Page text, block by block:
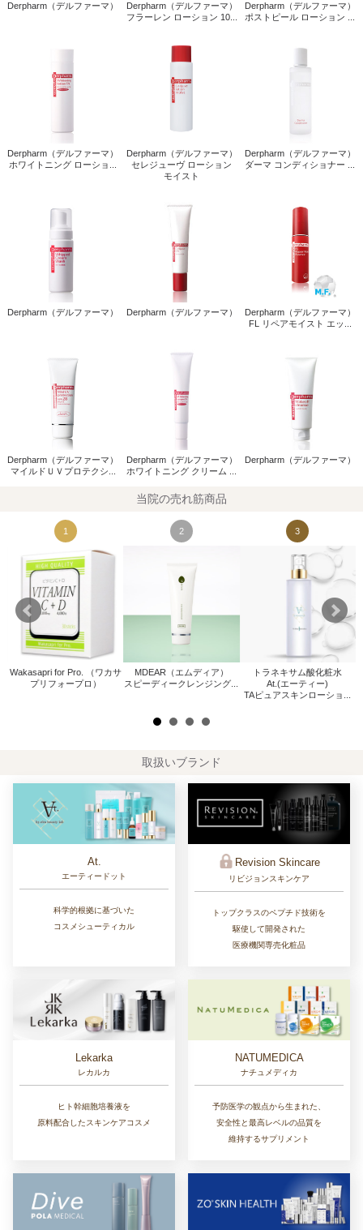
Derpharm（デルファーマ）
Derpharm（デルファーマ）
フラーレン ローション 10...
Derpharm（デルファーマ）
ポストピール ローション ...
Derpharm（デルファーマ）
ホワイトニング ローショ...
Derpharm（デルファーマ）
セレジューヴ ローション
モイスト
Derpharm（デルファーマ）
ダーマ コンディショナー ...
Derpharm（デルファーマ） Derpharm（デルファーマ）
Derpharm（デルファーマ）
FL リペアモイスト エッ...
Derpharm（デルファーマ）
マイルドＵＶプロテクシ...
Derpharm（デルファーマ）
ホワイトニング クリーム ...
Derpharm（デルファーマ）
当院の売れ筋商品
1
Wakasapri for Pro. （ワカサ
プリフォープロ）
2
MDEAR（エムディア）
スピーディークレンジング...
3
トラネキサム酸化粧水
At.(エーティー)
TAピュアスキンローショ...
取扱いブランド
At.
エーティードット
科学的根拠に基づいた
コスメシューティカル
Revision Skincare
リビジョンスキンケア
トップクラスのペプチド技術を
駆使して開発された
医療機関専売化粧品
Lekarka
レカルカ
ヒト幹細胞培養液を
原料配合したスキンケアコスメ
NATUMEDICA
ナチュメディカ
予防医学の観点から生まれた、
安全性と最高レベルの品質を
維持するサプリメント